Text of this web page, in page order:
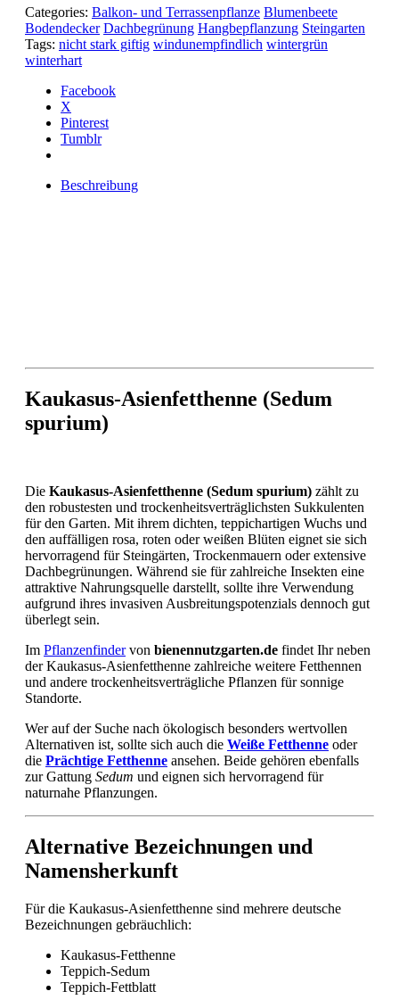
Categories: Balkon- und Terrassenpflanze Blumenbeete
Bodendecker Dachbegrünung Hangbepflanzung Steingarten
Tags: nicht stark giftig windunempfindlich wintergrün
winterhart
Facebook
X
Pinterest
Tumblr
Beschreibung
Kaukasus-Asienfetthenne (Sedum
spurium)
Die Kaukasus-Asienfetthenne (Sedum spurium) zählt zu
den robustesten und trockenheitsverträglichsten Sukkulenten
für den Garten. Mit ihrem dichten, teppichartigen Wuchs und
den auffälligen rosa, roten oder weißen Blüten eignet sie sich
hervorragend für Steingärten, Trockenmauern oder extensive
Dachbegrünungen. Während sie für zahlreiche Insekten eine
attraktive Nahrungsquelle darstellt, sollte ihre Verwendung
aufgrund ihres invasiven Ausbreitungspotenzials dennoch gut
überlegt sein.
Im Pflanzenfindervon bienennutzgarten.de findet Ihr neben
der Kaukasus-Asienfetthenne zahlreiche weitere Fetthennen
und andere trockenheitsverträgliche Pflanzen für sonnige
Standorte.
Wer auf der Suche nach ökologisch besonders wertvollen
Alternativen ist, sollte sich auch die Weiße Fetthenne oder
die Prächtige Fetthenne ansehen. Beide gehören ebenfalls
zur Gattung Sedum und eignen sich hervorragend für
naturnahe Pflanzungen.
Alternative Bezeichnungen und
Namensherkunft
Für die Kaukasus-Asienfetthenne sind mehrere deutsche
Bezeichnungen gebräuchlich:
Kaukasus-Fetthenne
Teppich-Sedum
Teppich-Fettblatt